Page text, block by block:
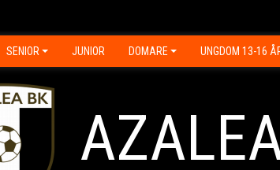
SENIOR JUNIOR DOMARE UNGDOM 13-16